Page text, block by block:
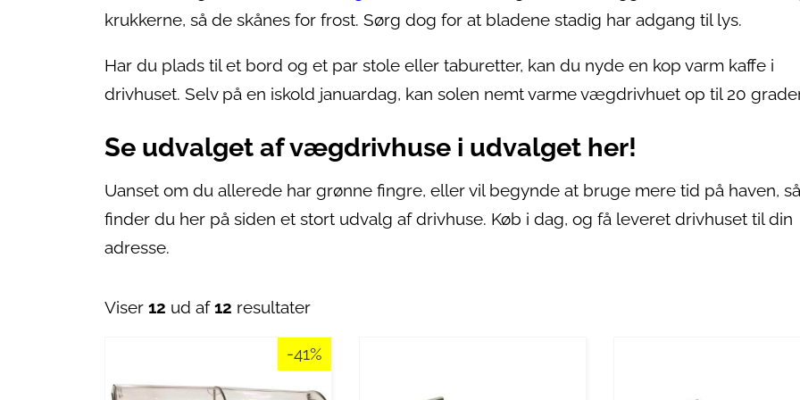
krukkerne, så de skånes for frost. Sørg dog for at bladene stadig har adgang til lys.
Har du plads til et bord og et par stole eller taburetter, kan du nyde en kop varm kaffe i
drivhuset. Selv på en iskold januardag, kan solen nemt varme vægdrivhuet op til 20
Se udvalget af vægdrivhuse i udvalget her!
Uanset om du allerede har grønne fingre, eller vil begynde at bruge mere tid på haven, så
finder du her på siden et stort udvalg af drivhuse. Køb i dag, og få leveret drivhuset til din
adresse.
Viser 12 ud af12 resultater
-41%